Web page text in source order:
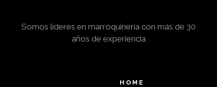
Somos líderes en marroquinería con más de 30
años de experiencia
HOME